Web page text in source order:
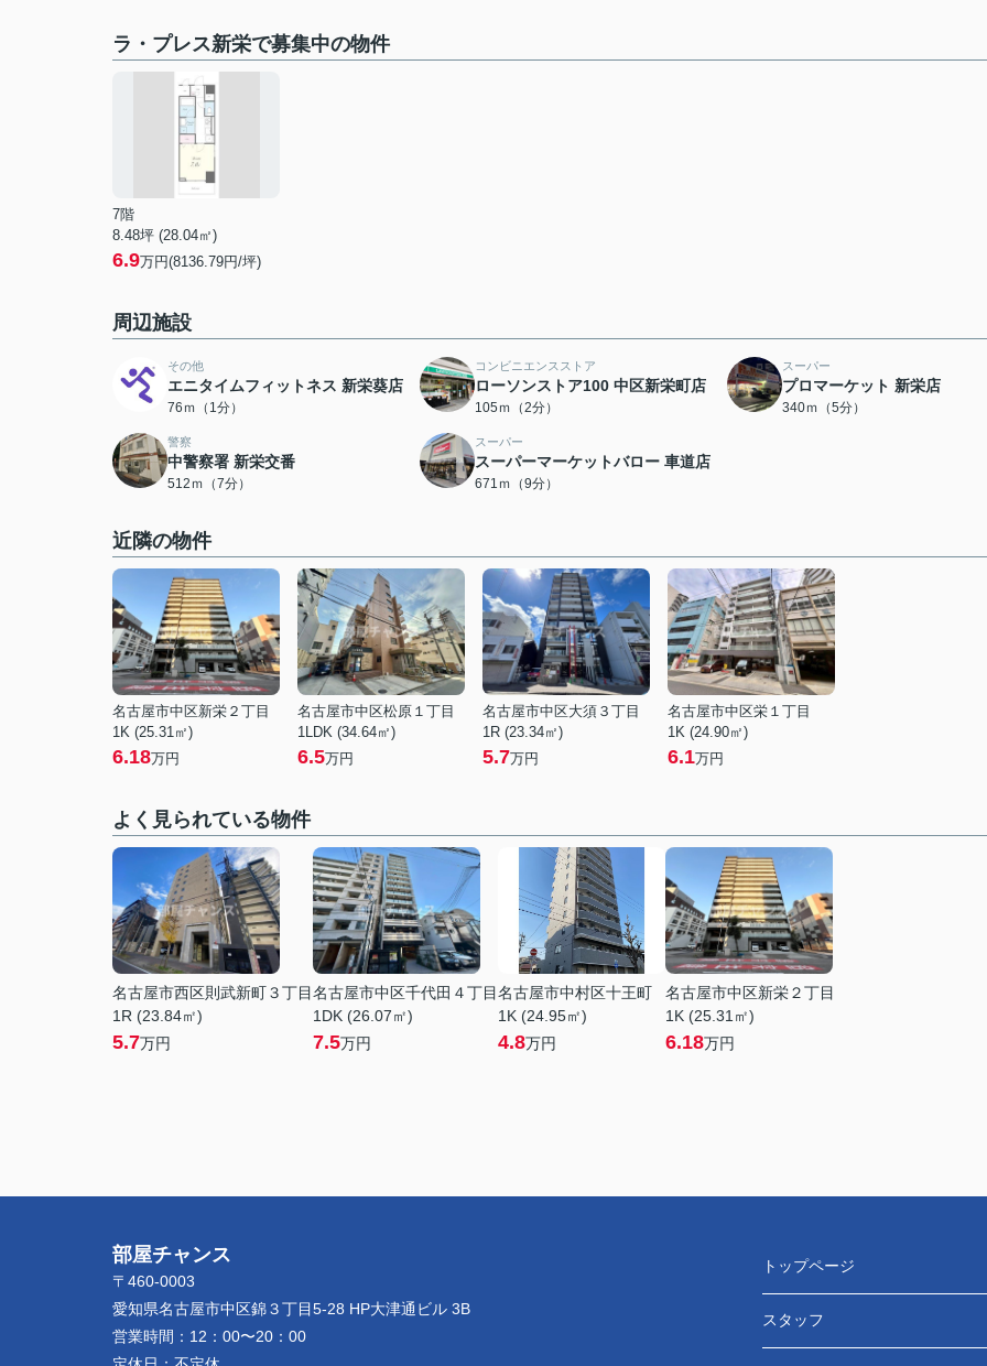
ラ・プレス新栄で募集中の物件
7階
8.48坪 (28.04㎡)
6.9万円(8136.79円/坪)
周辺施設
その他
エニタイムフィットネス 新栄葵店
76ｍ（1分）
コンビニエンスストア
ローソンストア100 中区新栄町店
105ｍ（2分）
スーパー
プロマーケット 新栄店
340ｍ（5分）
警察
中警察署 新栄交番
512ｍ（7分）
スーパー
スーパーマーケットバロー 車道店
671ｍ（9分）
近隣の物件
名古屋市中区新栄２丁目
1K (25.31㎡)
6.18万円
名古屋市中区松原１丁目
1LDK (34.64㎡)
6.5万円
名古屋市中区大須３丁目
1R (23.34㎡)
5.7万円
名古屋市中区栄１丁目
1K (24.90㎡)
6.1万円
よく見られている物件
名古屋市西区則武新町３丁目
1R (23.84㎡)
5.7万円
名古屋市中区千代田４丁目
1DK (26.07㎡)
7.5万円
名古屋市中村区十王町
1K (24.95㎡)
4.8万円
名古屋市中区新栄２丁目
1K (25.31㎡)
6.18万円
部屋チャンス
〒460-0003
愛知県名古屋市中区錦３丁目5-28 HP大津通ビル 3B
営業時間： 12：00〜20：00
トップページ
スタッフ